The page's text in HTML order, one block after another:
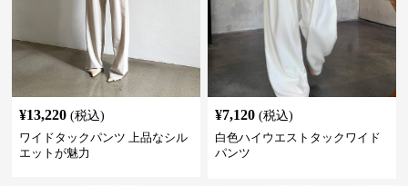
¥13,220 (税込)
ワイドタックパンツ 上品なシル
エットが魅力
¥7,120 (税込)
白色ハイウエストタックワイド
パンツ